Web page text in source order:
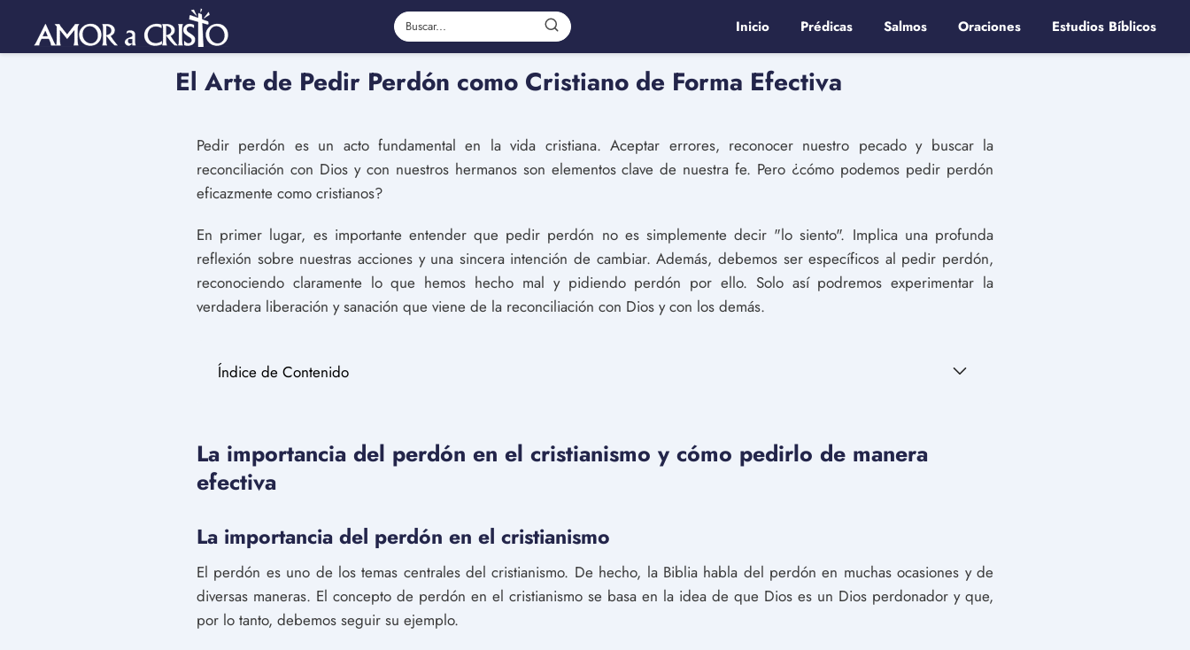
Inicio Prédicas Salmos Oraciones Estudios Bíblicos
El Arte de Pedir Perdón como Cristiano de Forma Efectiva
Pedir perdón es un acto fundamental en la vida cristiana. Aceptar errores, reconocer nuestro pecado y buscar la
reconciliación con Dios y con nuestros hermanos son elementos clave de nuestra fe. Pero ¿cómo podemos pedir perdón
eficazmente como cristianos?
En primer lugar, es importante entender que pedir perdón no es simplemente decir "lo siento". Implica una profunda
reflexión sobre nuestras acciones y una sincera intención de cambiar. Además, debemos ser específicos al pedir perdón,
reconociendo claramente lo que hemos hecho mal y pidiendo perdón por ello. Solo así podremos experimentar la
verdadera liberación y sanación que viene de la reconciliación con Dios y con los demás.
Índice de Contenido
La importancia del perdón en el cristianismo y cómo pedirlo de manera
efectiva
La importancia del perdón en el cristianismo
El perdón es uno de los temas centrales del cristianismo. De hecho, la Biblia habla del perdón en muchas ocasiones y de
diversas maneras. El concepto de perdón en el cristianismo se basa en la idea de que Dios es un Dios perdonador y que,
por lo tanto, debemos seguir su ejemplo.